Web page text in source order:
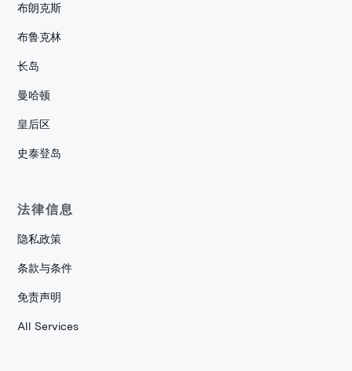
布朗克斯
布鲁克林
长岛
曼哈顿
皇后区
史泰登岛
法律信息
隐私政策
条款与条件
免责声明
All Services